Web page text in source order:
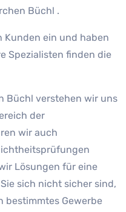
Büchl .
Kunden ein und haben
Spezialisten finden die
Büchl verstehen wir uns
der
wir auch
Lösungen für eine
sich nicht sicher sind,
bestimmtes Gewerbe